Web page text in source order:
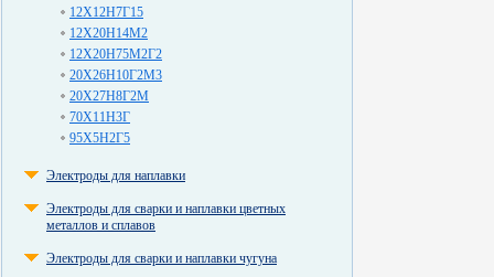
12Х12Н7Г15
12Х20Н14М2
12Х20Н75М2Г2
20Х26Н10Г2М3
20Х27Н8Г2М
70Х11Н3Г
95Х5Н2Г5
Электроды для наплавки
Электроды для сварки и наплавки цветных
металлов и сплавов
Электроды для сварки и наплавки чугуна